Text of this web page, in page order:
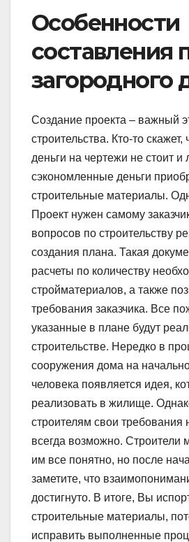
Особенности
составления
загородного
Создание проекта – важный
строительства. Кто-то скажет,
деньги на чертежи не стоит и
сэкономленные деньги
строительные материалы.
Проект нужен самому
вопросов по строительству
создания плана. Такая
расчеты по количеству
стройматериалов, а также
требования заказчика. Все
указанные в плане будут
строительстве. Нередко в
сооружения дома на
человека появляется идея,
реализовать в жилище.
строителям свои требования
всегда возможно. Строители
им все понятно, но после
заметите, что
достигнуто. В итоге, Вы
строительные материалы,
исправить выполненные